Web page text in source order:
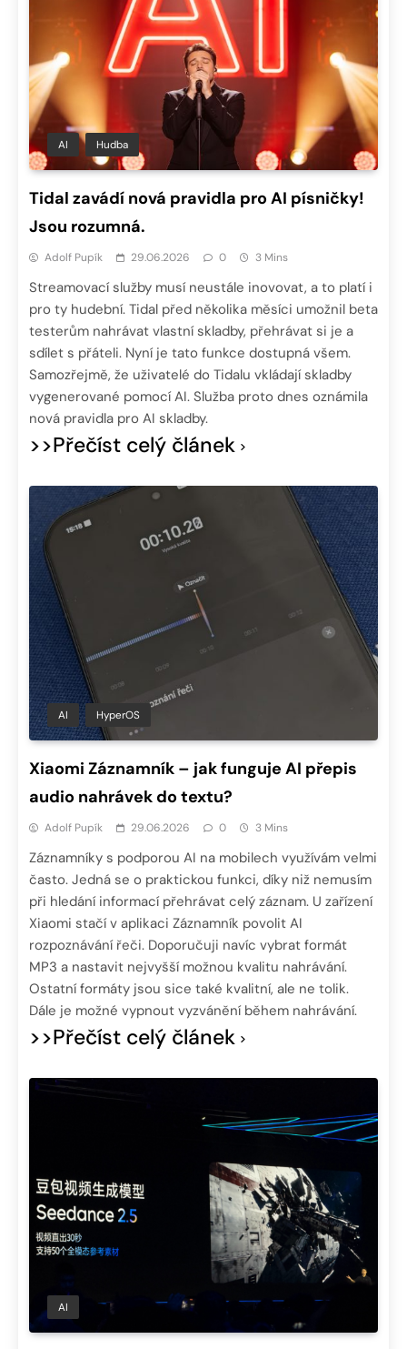
AI Hudba
Tidal zavádí nová pravidla pro AI písničky!
Jsou rozumná.
Adolf Pupík 29.06.2026 0 3 Mins
Streamovací služby musí neustále inovovat, a to platí i
pro ty hudební. Tidal před několika měsíci umožnil beta
testerům nahrávat vlastní skladby, přehrávat si je a
sdílet s přáteli. Nyní je tato funkce dostupná všem.
Samozřejmě, že uživatelé do Tidalu vkládají skladby
vygenerované pomocí AI. Služba proto dnes oznámila
nová pravidla pro AI skladby.
>>Přečíst celý článek
AI HyperOS
Xiaomi Záznamník – jak funguje AI přepis
audio nahrávek do textu?
Adolf Pupík 29.06.2026 0 3 Mins
Záznamníky s podporou AI na mobilech využívám velmi
často. Jedná se o praktickou funkci, díky niž nemusím
při hledání informací přehrávat celý záznam. U zařízení
Xiaomi stačí v aplikaci Záznamník povolit AI
rozpoznávání řeči. Doporučuji navíc vybrat formát
MP3 a nastavit nejvyšší možnou kvalitu nahrávání.
Ostatní formáty jsou sice také kvalitní, ale ne tolik.
Dále je možné vypnout vyzvánění během nahrávání.
>>Přečíst celý článek
AI